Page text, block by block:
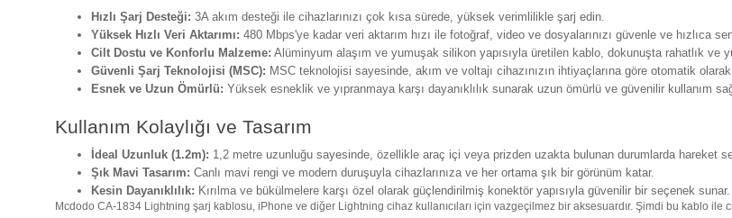
Hızlı Şarj Desteği: 3A akım desteği ile cihazlarınızı çok kısa sürede, yüksek verimlilikle şarj edin.
Yüksek Hızlı Veri Aktarımı: 480 Mbps'ye kadar veri aktarım hızı ile fotoğraf, video ve dosyalarınızı güvenle ve hızlıca
Cilt Dostu ve Konforlu Malzeme: Alüminyum alaşım ve yumuşak silikon yapısıyla üretilen kablo, dokunuşta rahatlık ve
Güvenli Şarj Teknolojisi (MSC): MSC teknolojisi sayesinde, akım ve voltajı cihazınızın ihtiyaçlarına göre otomatik
Esnek ve Uzun Ömürlü: Yüksek esneklik ve yıpranmaya karşı dayanıklılık sunarak uzun ömürlü ve güvenilir kullanım
Kullanım Kolaylığı ve Tasarım
İdeal Uzunluk (1.2m): 1,2 metre uzunluğu sayesinde, özellikle araç içi veya prizden uzakta bulunan durumlarda hareket
Şık Mavi Tasarım: Canlı mavi rengi ve modern duruşuyla cihazlarınıza ve her ortama şık bir görünüm katar.
Kesin Dayanıklılık: Kırılma ve bükülmelere karşı özel olarak güçlendirilmiş konektör yapısıyla güvenilir bir seçenek sunar.
Mcdodo CA-1834 Lightning şarj kablosu, iPhone ve diğer Lightning cihaz kullanıcıları için vazgeçilmez bir aksesuardır. Şimdi bu kablo ile